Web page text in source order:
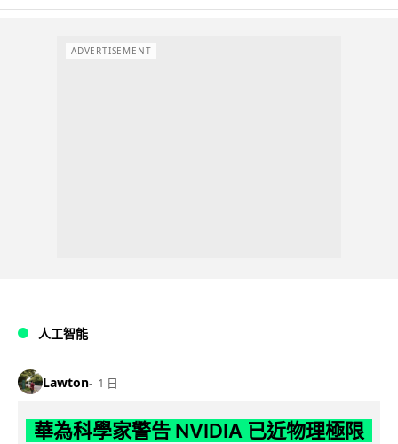
ADVERTISEMENT
人工智能
Lawton 1 日
華為科學家警告 NVIDIA 已近物理極限